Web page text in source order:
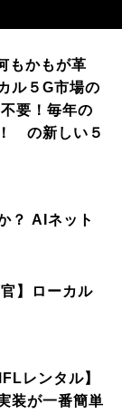
もかもが革
ル５G市場の
要！毎年の
の新しい５
？ AIネット
】ローカル
レンタル】
装が一番簡単